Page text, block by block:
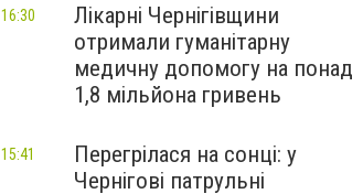
Лікарні Чернігівщини
отримали гуманітарну
медичну допомогу на понад
1,8 мільйона гривень
16:30
Перегрілася на сонці: у
Чернігові патрульні
15:41